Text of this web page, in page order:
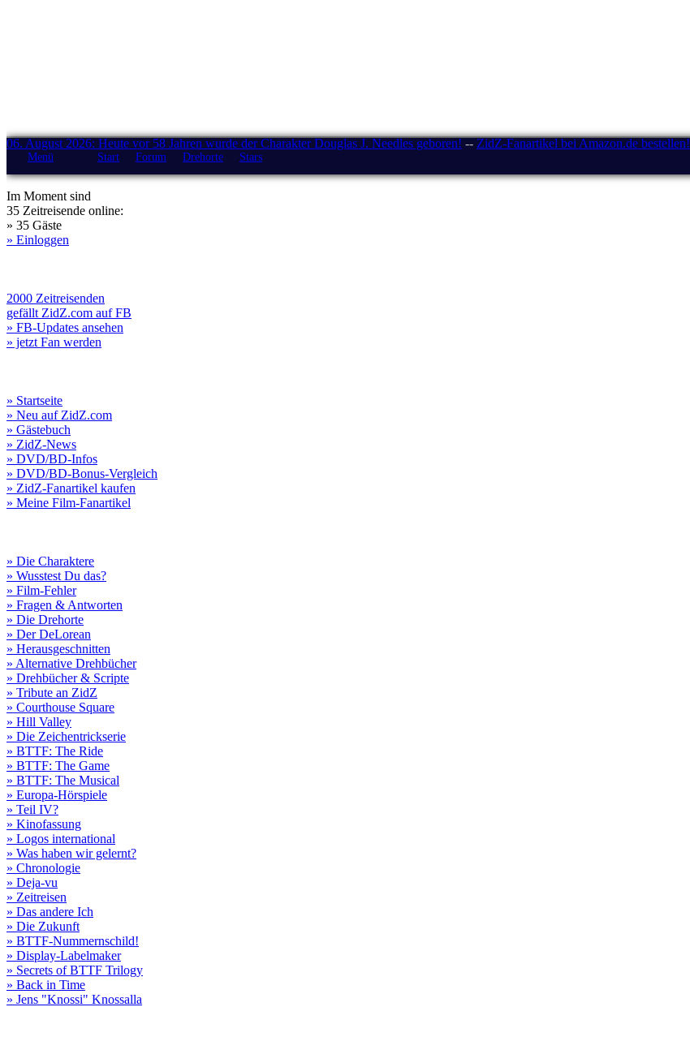
06. August 2026: Heute vor 58 Jahren wurde der Charakter Douglas J. Needles geboren! -- ZidZ-Fanartikel bei Amazon.de bestellen!
Menü Start Forum Drehorte Stars
Im Moment sind
35 Zeitreisende online:
» 35 Gäste
» Einloggen
2000 Zeitreisenden
gefällt ZidZ.com auf FB
» FB-Updates ansehen
» jetzt Fan werden
» Startseite
» Neu auf ZidZ.com
» Gästebuch
» ZidZ-News
» DVD/BD-Infos
» DVD/BD-Bonus-Vergleich
» ZidZ-Fanartikel kaufen
» Meine Film-Fanartikel
» Die Charaktere
» Wusstest Du das?
» Film-Fehler
» Fragen & Antworten
» Die Drehorte
» Der DeLorean
» Herausgeschnitten
» Alternative Drehbücher
» Drehbücher & Scripte
» Tribute an ZidZ
» Courthouse Square
» Hill Valley
» Die Zeichentrickserie
» BTTF: The Ride
» BTTF: The Game
» BTTF: The Musical
» Europa-Hörspiele
» Teil IV?
» Kinofassung
» Logos international
» Was haben wir gelernt?
» Chronologie
» Deja-vu
» Zeitreisen
» Das andere Ich
» Die Zukunft
» BTTF-Nummernschild!
» Display-Labelmaker
» Secrets of BTTF Trilogy
» Back in Time
» Jens "Knossi" Knossalla